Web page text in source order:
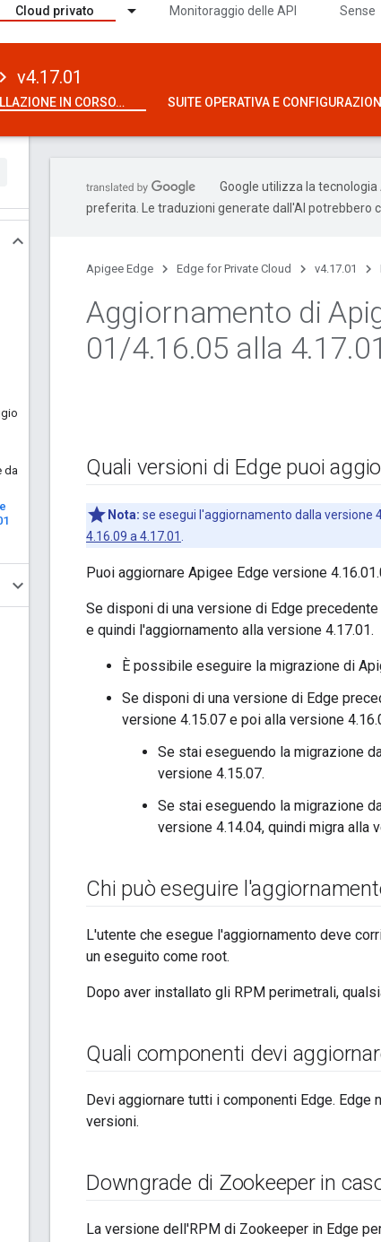
Cloud privato Monitoraggio delle API Sense
v4.17.01
IN CORSO… SUITE OPERATIVA E
da
Google utilizza la
preferita. Le traduzioni generate dall'AI potrebbero
Apigee Edge Edge for Private Cloud v4.17.01
Aggiornamento di
01 /4.16.05 alla 4.17.
Quali versioni di Edge puoi
Nota: se esegui l'aggiornamento dalla versione
4.16.09 a 4.17.01
Puoi aggiornare Apigee Edge versione
Se disponi di una versione di Edge
e quindi l'aggiornamento alla versione 4.17.01.
È possibile eseguire la migrazione di
Se disponi di una versione di Edge
versione 4.15.07 e poi alla versione
Se stai eseguendo la migrazione
versione 4.15.07.
Se stai eseguendo la migrazione
versione 4.14.04, quindi migra alla
Chi può eseguire
L'utente che esegue l'aggiornamento deve
un eseguito come root.
Dopo aver installato gli RPM perimetrali,
Quali componenti devi
Devi aggiornare tutti i componenti Edge. Edge
versioni.
Downgrade di Zookeeper in
La versione dell'RPM di Zookeeper in Edge